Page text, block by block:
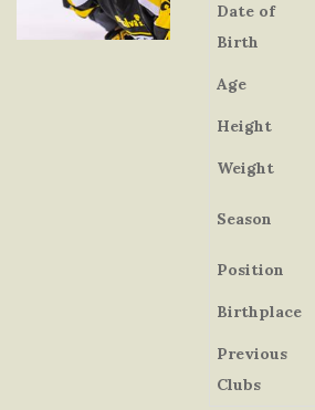
Date of
Birth
Age
Height
Weight
Season
Position
Birthplace
Previous
Clubs